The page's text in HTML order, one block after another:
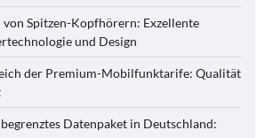
von Spitzen-Kopfhörern: Exzellente
und Design
der Premium-Mobilfunktarife: Qualität
Datenpaket in Deutschland: